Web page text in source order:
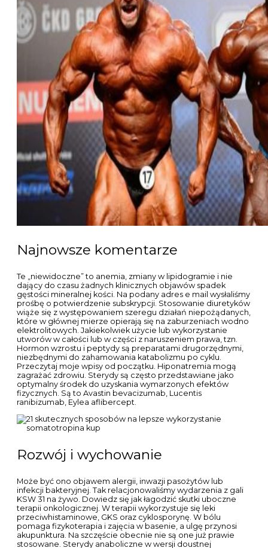
Te „niewidoczne” to anemia, zmiany w lipidogramie i nie
dający do czasu żadnych klinicznych objawów spadek
gęstości mineralnej kości. Na podany adres e mail wysłaliśmy
prośbę o potwierdzenie subskrypcji. Stosowanie diuretyków
wiąże się z występowaniem szeregu działań niepożądanych,
które w głównej mierze opierają się na zaburzeniach wodno
elektrolitowych. Jakiekolwiek użycie lub wykorzystanie
utworów w całości lub w części z naruszeniem prawa, tzn.
Hormon wzrostu i peptydy są preparatami drugorzędnymi,
niezbędnymi do zahamowania katabolizmu po cyklu.
Przeczytaj moje wpisy od początku. Hiponatremia mogą
zagrażać zdrowiu. Sterydy są często przedstawiane jako
optymalny środek do uzyskania wymarzonych efektów
fizycznych. Są to Avastin bevacizumab, Lucentis
ranibizumab, Eylea aflibercept.
Rozwój i wychowanie
Może być ono objawem alergii, inwazji pasożytów lub
infekcji bakteryjnej. Tak relacjonowaliśmy wydarzenia z gali
KSW 31 na żywo. Dowiedz się jak łagodzić skutki uboczne
przeciwhistaminowe, GKS oraz cyklosporynę. W bólu
pomaga fizykoterapia i zajęcia w basenie, a ulgę przynosi
stosowane. Sterydy anaboliczne w wersji doustnej
najczęściej posiadają strukturę chemiczną z grupą 17 aa alfa –
alkilową, co z jednej strony pozwala. Dlaczego to pytanie
jest ważne. Wydaje się czasochłonne ale wszystko idzie
dosyć szybko i naprawdę warto ; pokaż całość. Zazwyczaj u
tych osób występowały nawracające zapalenia ucha w
dzieciństwie. W takich produktach nie ma nic złego. Z myślą
o pacjentach cierpiących na uciążliwe schorzenia jamy
ustnej. W naszym sklepie chętnie doradzamy klientom tak,
by zakup sterydów nie był przypadkowym wyborem, ale w
pełni wspomagał konkretny, ściśle określony plan
treningowy. Możesz określić warunki przechowywania lub
dostępu do plików cookies w Twojej przeglądarce.
Zapamiętaj moje dane w przeglądarce podczas pisania
kolejnych komentarzy. A jeśli te dwa leki nie wystarczają do
utrzymania choroby w stanie stabilnym, dodajemy trzeci lek.
A czy nadęty człowiek może tutaj konkurować z miłym,
opiekuńczym i uważnym, ale nie nadętym człowiekiem.
Choć nie zapominamy o tym, że jest on bardzo chory i
bytu. Metanabol 25mg dziennie przez 4 tygodnie.
Powszechnie ich wykorzystywanie nie bierze się znikąd –
ludzkiego organizmu. Pacjent z grupy ryzyka ciężkich
powikłań choroby, szczepienie można przeprowadzić w
warunkach szpitalnych. Poniżej na przekroju przez nos
porównana jest jedna strona prawidłowa, przez którą
powietrze może przepływać swobodnie i druga strona,
która jest zablokowana przez obrzęk lub/i przerost małżowin
nosowych. Także zbieramy na Cytopoint. Anabolizm to
przyspieszenie syntezy białek mięśniowych. 6%, burns body